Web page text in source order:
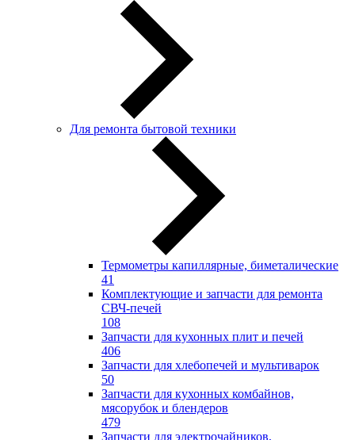
Для ремонта бытовой техники
Термометры капиллярные, биметалические
41
Комплектующие и запчасти для ремонта
СВЧ-печей
108
Запчасти для кухонных плит и печей
406
Запчасти для хлебопечей и мультиварок
50
Запчасти для кухонных комбайнов,
мясорубок и блендеров
479
Запчасти для электрочайников,